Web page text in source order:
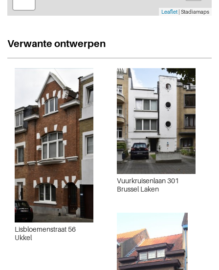
Leaflet | Stadiamaps
Verwante ontwerpen
Lisbloemenstraat 56
Ukkel
Vuurkruisenlaan 301
Brussel Laken